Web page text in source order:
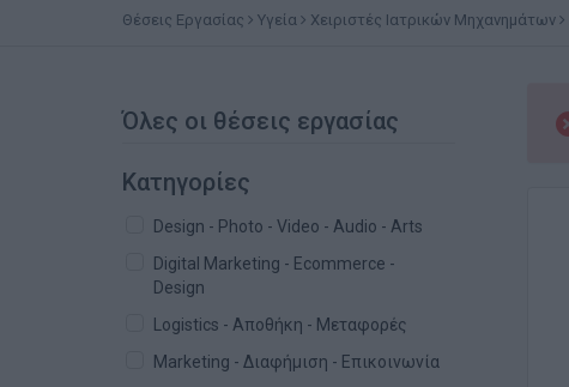
Θέσεις Εργασίας Υγεία Χειριστές Ιατρικών Μηχανημάτων
Όλες οι θέσεις εργασίας
Κατηγορίες
Design - Photo - Video - Audio - Arts
Digital Marketing - Ecommerce -
Design
Logistics - Αποθήκη - Μεταφορές
Marketing - Διαφήμιση - Επικοινωνία